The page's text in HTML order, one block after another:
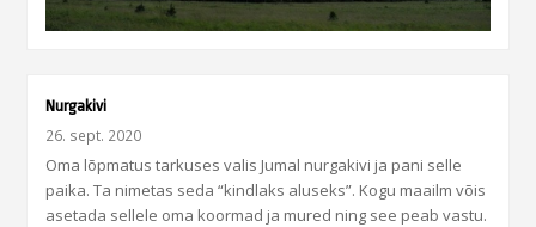
Nurgakivi
26. sept. 2020
Oma lõpmatus tarkuses valis Jumal nurgakivi ja pani selle
paika. Ta nimetas seda “kindlaks aluseks”. Kogu maailm võis
asetada sellele oma koormad ja mured ning see peab vastu.